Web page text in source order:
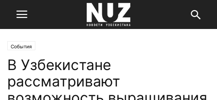
События
В Узбекистане
рассматривают